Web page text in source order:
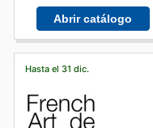
Abrir catálogo
Hasta el 31 dic.